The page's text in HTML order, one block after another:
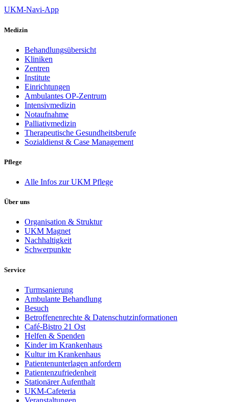
UKM-Navi-App
Medizin
Behandlungsübersicht
Kliniken
Zentren
Institute
Einrichtungen
Ambulantes OP-Zentrum
Intensivmedizin
Notaufnahme
Palliativmedizin
Therapeutische Gesundheitsberufe
Sozialdienst & Case Management
Pflege
Alle Infos zur UKM Pflege
Über uns
Organisation & Struktur
UKM Magnet
Nachhaltigkeit
Schwerpunkte
Service
Turmsanierung
Ambulante Behandlung
Besuch
Betroffenenrechte & Datenschutzinformationen
Café-Bistro 21 Ost
Helfen & Spenden
Kinder im Krankenhaus
Kultur im Krankenhaus
Patientenunterlagen anfordern
Patientenzufriedenheit
Stationärer Aufenthalt
UKM-Cafeteria
Veranstaltungen